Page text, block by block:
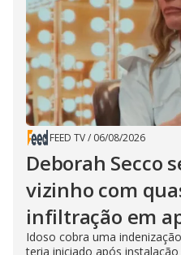
FEED TV/ 06/08/2026
Deborah Secco
vizinho com
infiltração em
Idoso cobra uma
teria iniciado após